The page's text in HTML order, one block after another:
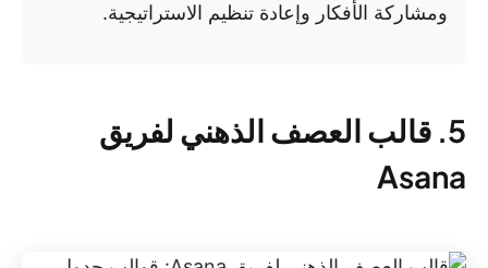
ومشاركة الأفكار وإعادة تنظيم الاستراتيجية.
5. قالب العصف الذهني لفريق
Asana